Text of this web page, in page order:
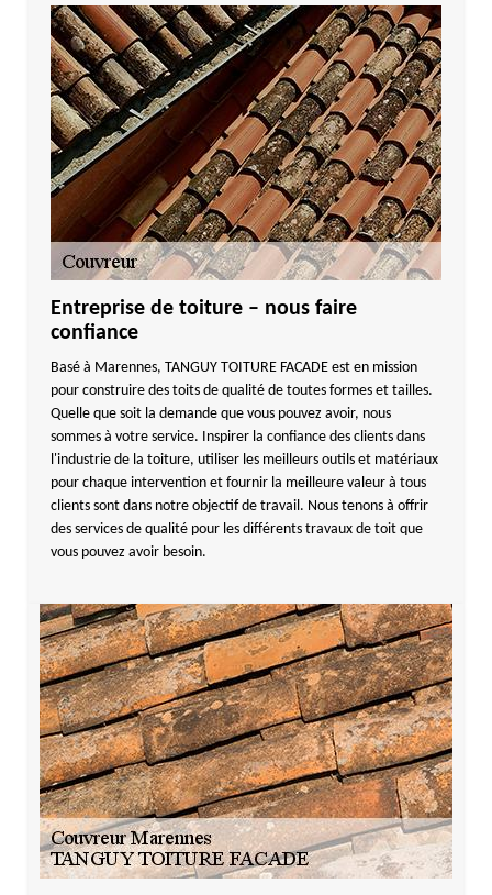
Entreprise de toiture – nous faire
confiance
Basé à Marennes, TANGUY TOITURE FACADE est en mission
pour construire des toits de qualité de toutes formes et tailles.
Quelle que soit la demande que vous pouvez avoir, nous
sommes à votre service. Inspirer la confiance des clients dans
l'industrie de la toiture, utiliser les meilleurs outils et matériaux
pour chaque intervention et fournir la meilleure valeur à tous
clients sont dans notre objectif de travail. Nous tenons à offrir
des services de qualité pour les différents travaux de toit que
vous pouvez avoir besoin.